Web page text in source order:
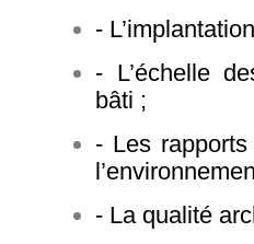
-
- L’échelle
bâti ;
- Les
- La qualité